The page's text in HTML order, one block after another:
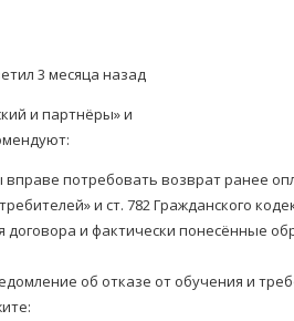
3 месяца назад
и партнёры» и
потребовать возврат ранее
и ст. 782 Гражданского
договора и фактически понесённые
об отказе от обучения и